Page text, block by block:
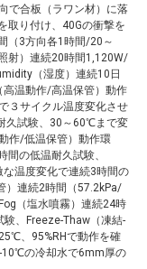
で合板（ラワン材）に落
取り付け、40Gの衝撃を
（3方向各1時間/20～
射）連続20時間1,120W/
（湿度）連続10日
高温動作/高温保管）動作
３サイクル温度変化させ
久試験、30～60℃まで変
作/低温保管）動作環
の低温耐久試験、
温度変化で連続3時間の
）連続2時間（57.2kPa/
（塩水噴霧）連続24時
、Freeze-Thaw（凍結-
、95%RHで動作を確
10℃の冷却水で6mm厚の